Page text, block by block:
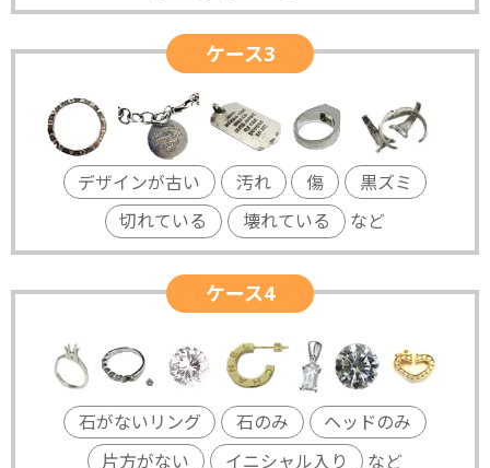
ケース3
デザインが古い 汚れ 傷
黒ズミ
切れている
壊れている など
ケース4
石がないリング 石のみ
ヘッドのみ
片方がない
イニシャル入り など